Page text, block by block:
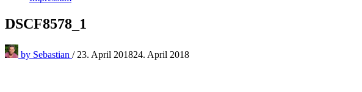
DSCF8578_1
by Sebastian / 23. April 201824. April 2018